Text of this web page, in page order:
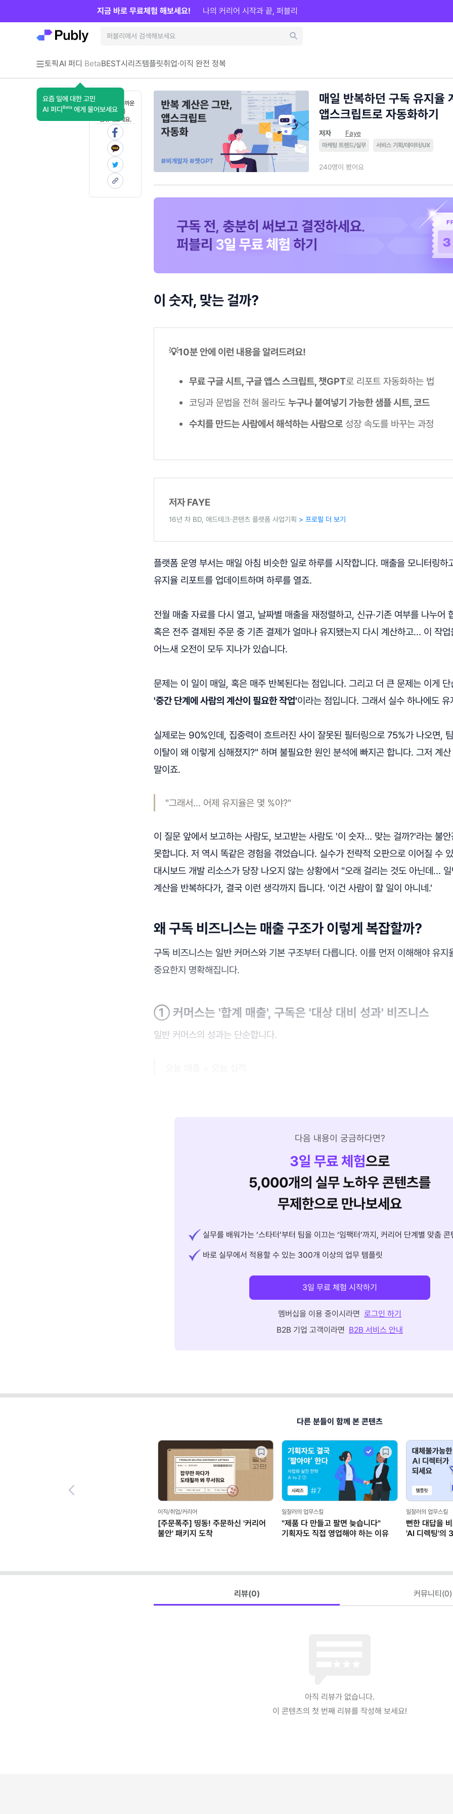
토픽AI 퍼디 Beta
요즘 일에 대한 고민
AI 퍼디 Beta 에게 물어보세요
BEST시리즈템플릿취업·이직 완전 정복
지금 바로 무료체험 해보세요! 나의 커리어 시작과 끝, 퍼블리
혼자 보기 아까운
콘텐츠를
공유해보세요.
매일 반복하던 구독 유지율
앱스크립트로 자동화하기
저자 Faye
마케팅 트렌드/실무 서비스 기획/데이터/UX
240명이 봤어요
이 숫자, 맞는 걸까?
💡10분 안에 이런 내용을 알려드려요!
무료 구글 시트, 구글 앱스 스크립트, 챗GPT로 리포트 자동화하는 법
코딩과 문법을 전혀 몰라도 누구나 붙여넣기 가능한 샘플 시트, 코드
수치를 만드는 사람에서 해석하는 사람으로 성장 속도를 바꾸는 과정
저자 FAYE
16년 차 BD, 애드테크·콘텐츠 플랫폼 사업기획 > 프로필 더 보기
플랫폼 운영 부서는 매일 아침 비슷한 일로하루를 시작합니다. 매출을 모니터링하
유지율 리포트를 업데이트하며 하루를 열죠.
전월 매출 자료를 다시 열고, 날짜별 매출을 재정렬하고, 신규·기존 여부를 나누어
혹은 전주 결제된 주문 중 기존 결제가 얼마나 유지됐는지 다시 계산하고… 이 작업
어느새 오전이 모두 지나가 있습니다.
문제는 이 일이 매일, 혹은 매주 반복된다는 점입니다. 그리고 더 큰 문제는 이게
'중간 단계에 사람의 계산이 필요한 작업'이라는 점입니다. 그래서 실수 하나에도
실제로는 90%인데, 집중력이 흐트러진 사이 잘못된 필터링으로 75%가 나오면,
이탈이 왜 이렇게 심해졌지?" 하며 불필요한 원인 분석에 빠지곤 합니다. 그저 계산
말이죠.
"그래서… 어제 유지율은 몇 %야?"
이 질문 앞에서 보고하는 사람도, 보고받는 사람도 '이 숫자… 맞는 걸까?'라는 불안
못합니다. 저 역시 똑같은 경험을 겪었습니다. 실수가 전략적 오판으로 이어질 수
대시보드 개발 리소스가 당장 나오지 않는 상황에서 "오래 걸리는 것도 아닌데…
계산을 반복하다가, 결국 이런 생각까지 듭니다. '이건 사람이 할 일이 아니네.'
왜 구독 비즈니스는 매출 구조가 이렇게 복잡할까?
구독 비즈니스는 일반 커머스와 기본 구조부터 다릅니다. 이를 먼저 이해해야 유지
중요한지 명확해집니다.
① 커머스는 '합계 매출', 구독은 '대상 대비 성과' 비즈니스
일반 커머스의 성과는 단순합니다.
다음 내용이 궁금하다면?
3일 무료 체험으로
5,000개의 실무 노하우 콘텐츠를
무제한으로 만나보세요
실무를 배워가는 ‘스타터’부터 팀을 이끄는 ‘임팩터’까지, 커리어 단계별 맞춤 콘
바로 실무에서 적용할 수 있는 300개 이상의 업무 템플릿
3일 무료 체험 시작하기
멤버십을 이용 중이시라면 로그인 하기
B2B 기업 고객이라면 B2B 서비스 안내
다른 분들이 함께 본 콘텐츠
이직/취업/커리어
[주문폭주] 띵동! 주문하신 '커리어
불안' 패키지 도착
일잘러의 업무스킬
"제품 다 만들고 팔면 늦습니다"
기획자도 직접 영업해야 하는 이유
일잘러의 업무스킬
뻔한 대답을
'AI 디렉팅'의
리뷰(0) 커뮤니티(0)
아직 리뷰가 없습니다.
이 콘텐츠의 첫 번째 리뷰를 작성해 보세요!